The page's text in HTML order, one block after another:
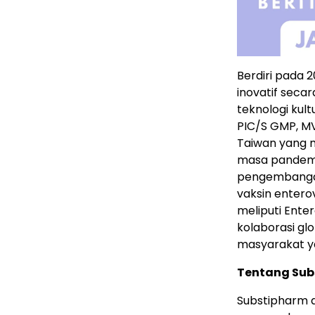
Berdiri pada
inovatif
teknologi
PIC/S GMP,
Taiwan yang
masa
vaksin
meliputi
kolaborasi
masyarakat
Tentang
Substipharm